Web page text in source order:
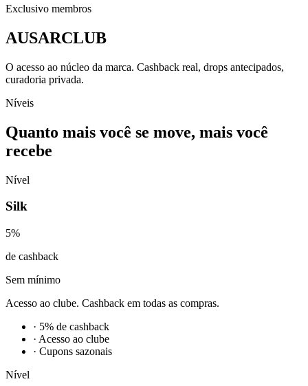
Exclusivo membros
AUSARCLUB
O acesso ao núcleo da marca. Cashback real, drops antecipados,
curadoria privada.
Níveis
Quanto mais você se move, mais você
recebe
Nível
Silk
5%
de cashback
Sem mínimo
Acesso ao clube. Cashback em todas as compras.
· 5% de cashback
· Acesso ao clube
· Cupons sazonais
Nível